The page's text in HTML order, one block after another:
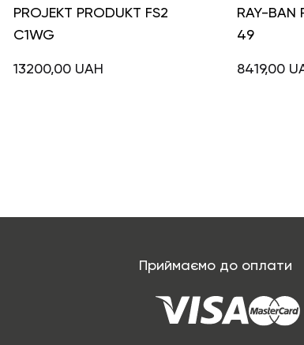
PROJEKT PRODUKT FS2
C1WG
13200,00 UAH
RAY-BAN
49
8419,00
Приймаємо до оплати